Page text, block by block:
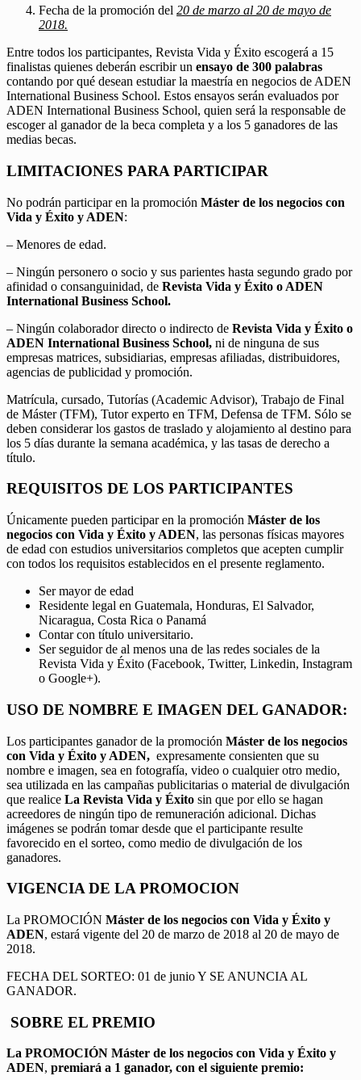
Fecha de la promoción del 20 de marzo al 20 de mayo de
2018.
Entre todos los participantes, Revista Vida y Éxito escogerá a 15
finalistas quienes deberán escribir un ensayo de 300 palabras
contando por qué desean estudiar la maestría en negocios de ADEN
International Business School. Estos ensayos serán evaluados por
ADEN International Business School, quien será la responsable de
escoger al ganador de la beca completa y a los 5 ganadores de las
medias becas.
LIMITACIONES PARA PARTICIPAR
No podrán participar en la promoción Máster de los negocios con
Vida y Éxito y ADEN:
– Menores de edad.
– Ningún personero o socio y sus parientes hasta segundo grado por
afinidad o consanguinidad, de Revista Vida y Éxito o ADEN
International Business School.
– Ningún colaborador directo o indirecto de Revista Vida y Éxito o
ADEN International Business School, ni de ninguna de sus
empresas matrices, subsidiarias, empresas afiliadas, distribuidores,
agencias de publicidad y promoción.
Matrícula, cursado, Tutorías (Academic Advisor), Trabajo de Final
de Máster (TFM), Tutor experto en TFM, Defensa de TFM. Sólo se
deben considerar los gastos de traslado y alojamiento al destino para
los 5 días durante la semana académica, y las tasas de derecho a
título.
REQUISITOS DE LOS PARTICIPANTES
Únicamente pueden participar en la promoción Máster de los
negocios con Vida y Éxito y ADEN, las personas físicas mayores
de edad con estudios universitarios completos que acepten cumplir
con todos los requisitos establecidos en el presente reglamento.
Ser mayor de edad
Residente legal en Guatemala, Honduras, El Salvador,
Nicaragua, Costa Rica o Panamá
Contar con título universitario.
Ser seguidor de al menos una de las redes sociales de la
Revista Vida y Éxito (Facebook, Twitter, Linkedin, Instagram
o Google+).
USO DE NOMBRE E IMAGEN DEL GANADOR:
Los participantes ganador de la promoción Máster de los negocios
con Vida y Éxito y ADEN, expresamente consienten que su
nombre e imagen, sea en fotografía, video o cualquier otro medio,
sea utilizada en las campañas publicitarias o material de divulgación
que realice La Revista Vida y Éxito sin que por ello se hagan
acreedores de ningún tipo de remuneración adicional. Dichas
imágenes se podrán tomar desde que el participante resulte
favorecido en el sorteo, como medio de divulgación de los
ganadores.
VIGENCIA DE LA PROMOCION
La PROMOCIÓN Máster de los negocios con Vida y Éxito y
ADEN, estará vigente del 20 de marzo de 2018 al 20 de mayo de
2018.
FECHA DEL SORTEO: 01 de junio Y SE ANUNCIA AL
GANADOR.
SOBRE EL PREMIO
La PROMOCIÓN Máster de los negocios con Vida y Éxito y
ADEN, premiará a 1 ganador, con el siguiente premio: